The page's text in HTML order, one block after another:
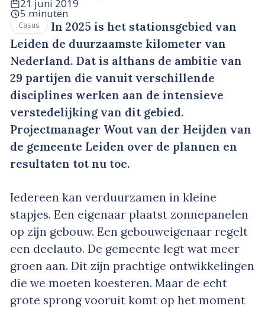
21 juni 2019
5 minuten
Casus
In 2025 is het stationsgebied van
Leiden de duurzaamste kilometer van
Nederland. Dat is althans de ambitie van
29 partijen die vanuit verschillende
disciplines werken aan de intensieve
verstedelijking van dit gebied.
Projectmanager Wout van der Heijden van
de gemeente Leiden over de plannen en
resultaten tot nu toe.
Iedereen kan verduurzamen in kleine
stapjes. Een eigenaar plaatst zonnepanelen
op zijn gebouw. Een gebouweigenaar regelt
een deelauto. De gemeente legt wat meer
groen aan. Dit zijn prachtige ontwikkelingen
die we moeten koesteren. Maar de echt
grote sprong vooruit komt op het moment